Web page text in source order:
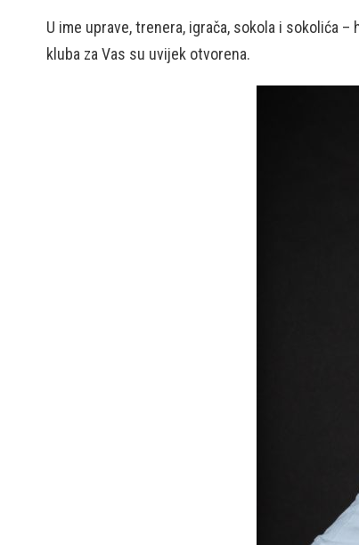
U ime uprave, trenera, igrača, sokola i sokolića
kluba za Vas su uvijek otvorena.